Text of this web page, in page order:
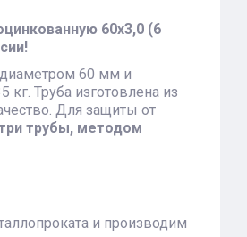
60х3,0 (6
диаметром 60 мм и
Труба изготовлена из
Для защиты от
трубы, методом
и производим